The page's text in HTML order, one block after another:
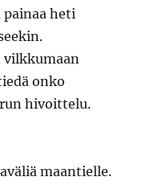
heti
vilkkumaan
onko
hivoittelu.
maantielle.